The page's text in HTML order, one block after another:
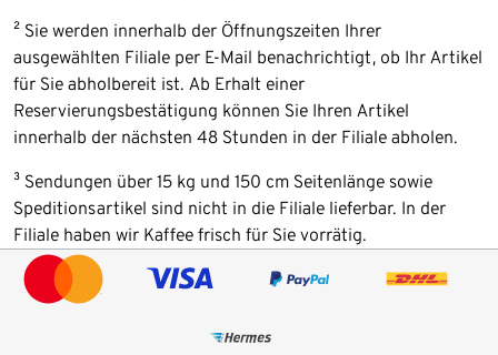
² Sie werden innerhalb der Öffnungszeiten Ihrer
ausgewählten Filiale per E-Mail benachrichtigt, ob Ihr Artikel
für Sie abholbereit ist. Ab Erhalt einer
Reservierungsbestätigung können Sie Ihren Artikel
innerhalb der nächsten 48 Stunden in der Filiale abholen.
³ Sendungen über 15 kg und 150 cm Seitenlänge sowie
Speditionsartikel sind nicht in die Filiale lieferbar. In der
Filiale haben wir Kaffee frisch für Sie vorrätig.